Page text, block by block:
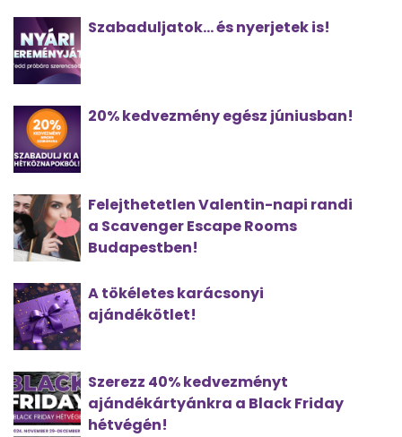
Szabaduljatok... és nyerjetek is!
20% kedvezmény egész júniusban!
Felejthetetlen Valentin-napi randi
a Scavenger Escape Rooms
Budapestben!
A tökéletes karácsonyi
ajándékötlet!
Szerezz 40% kedvezményt
ajándékártyánkra a Black Friday
hétvégén!